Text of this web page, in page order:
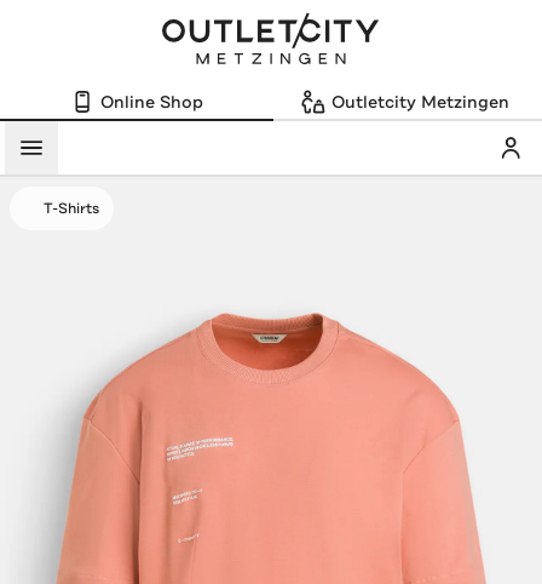
Online Shop Outletcity Metzingen
Menü
T-Shirts